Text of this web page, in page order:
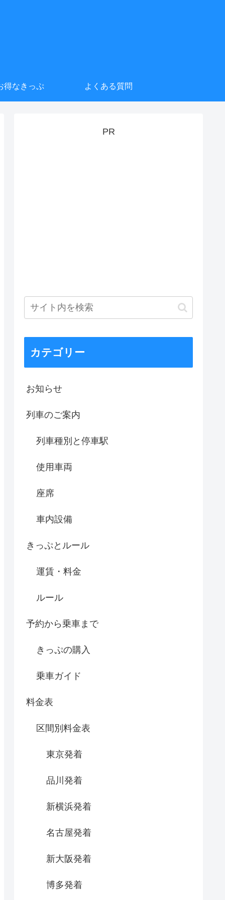
得なきっぷ よくある質問
PR
カテゴリー
お知らせ
列車のご案内
列車種別と停車駅
使用車両
座席
車内設備
きっぷとルール
運賃・料金
ルール
予約から乗車まで
きっぷの購入
乗車ガイド
料金表
区間別料金表
東京発着
品川発着
新横浜発着
名古屋発着
新大阪発着
博多発着